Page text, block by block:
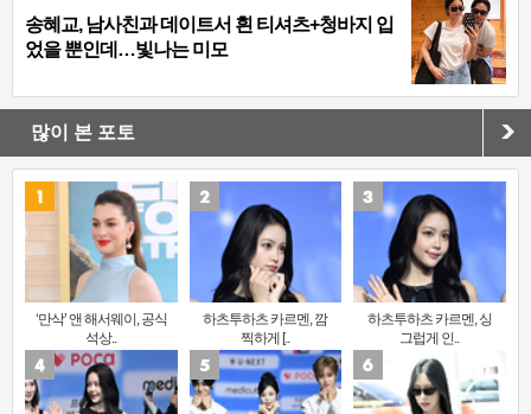
송혜교, 남사친과 데이트서 흰 티셔츠+청바지 입
었을 뿐인데…빛나는 미모
많이 본 포토
‘만삭’ 앤 해서웨이, 공식
석상..
하츠투하츠 카르멘, 깜
찍하게 [..
하츠투하츠 카르멘, 싱
그럽게 인..